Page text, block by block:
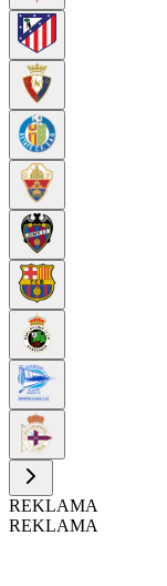
REKLAMA
REKLAMA